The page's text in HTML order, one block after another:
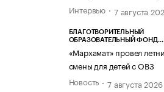
Интервью
7 августа
БЛАГОТВОРИТЕЛЬНЫЙ
ОБРАЗОВАТЕЛЬНЫЙ ФОНД
«Мархамат» провел
смены для детей с ОВЗ
Новость
7 августа 2026